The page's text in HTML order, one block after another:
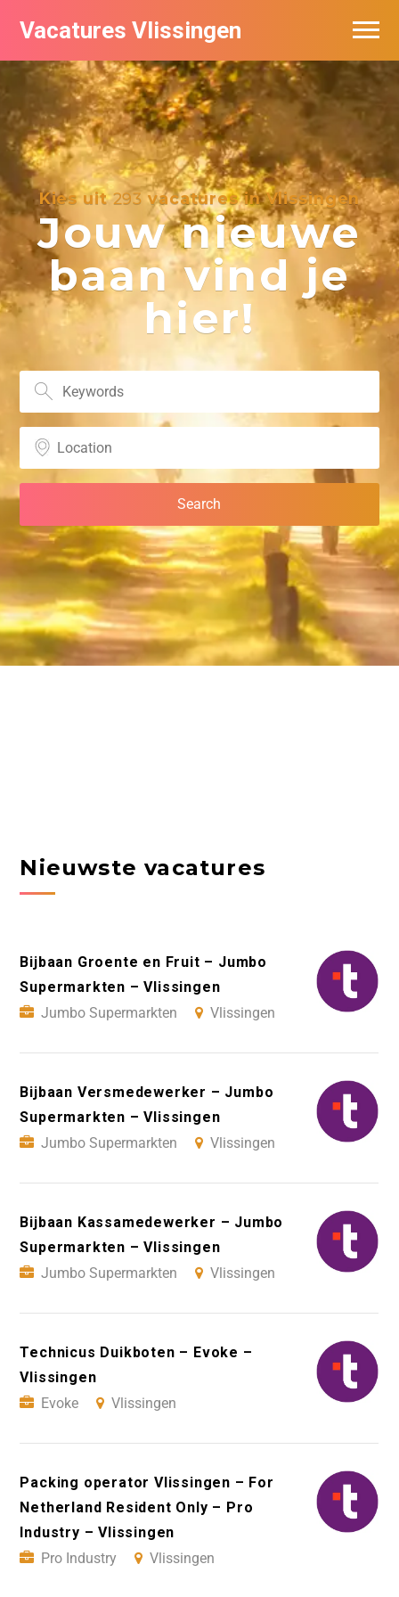
Vacatures Vlissingen
Kies uit293 vacatures in Vlissingen
Jouw nieuwe
baan vind je
hier!
Nieuwste vacatures
Bijbaan Groente en Fruit – Jumbo
Supermarkten – Vlissingen
Jumbo Supermarkten
Vlissingen
Bijbaan Versmedewerker – Jumbo
Supermarkten – Vlissingen
Jumbo Supermarkten
Vlissingen
Bijbaan Kassamedewerker – Jumbo
Supermarkten – Vlissingen
Jumbo Supermarkten
Vlissingen
Technicus Duikboten – Evoke –
Vlissingen
Evoke
Vlissingen
Packing operator Vlissingen – For
Netherland Resident Only – Pro
Industry – Vlissingen
Pro Industry
Vlissingen